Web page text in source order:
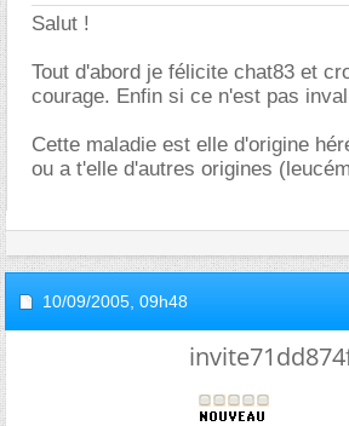
Salut !
Tout d'abord je félicite chat83 et
courage. Enfin si ce n'est pas
Cette maladie est elle d'origine
ou a t'elle d'autres origines
10/09/2005, 09h48